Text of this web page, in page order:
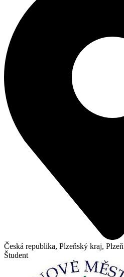
Česká republika, Plzeňský kraj, Plzeň
Študent